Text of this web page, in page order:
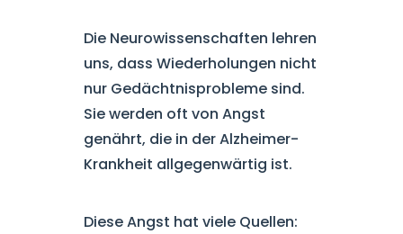
Die Neurowissenschaften lehren
uns, dass Wiederholungen nicht
nur Gedächtnisprobleme sind.
Sie werden oft von Angst
genährt, die in der Alzheimer-
Krankheit allgegenwärtig ist.
Diese Angst hat viele Quellen: